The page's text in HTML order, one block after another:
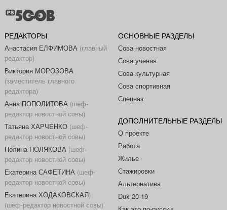
РЕДАКТОРЫ
Анастасия ЕЛФИМОВА(главный
редактор)
Виктория МОРОЗОВА
(заместитель главного
редактора)
Анна ПОПОЛИТОВА(шеф-
редактор новостной совы)
Татьяна ХАРЧЕНКО(шеф-
редактор новостной совы)
Полина ПОЛЯКОВА(шеф-
редактор новостной совы)
Екатерина САФЕТИНА(шеф-
редактор новостной совы)
Екатерина ХОДАКОВСКАЯ)
(шеф-редактор новостной совы)
ОСНОВНЫЕ РАЗДЕЛЫ
Сова новостная
Сова ученая
Сова культурная
Сова спортивная
Спецназ
ДОПОЛНИТЕЛЬНЫЕ РАЗДЕЛЫ
О проекте
Работа
Жилье
Стажировки
Альтернатива
Dux 20-19